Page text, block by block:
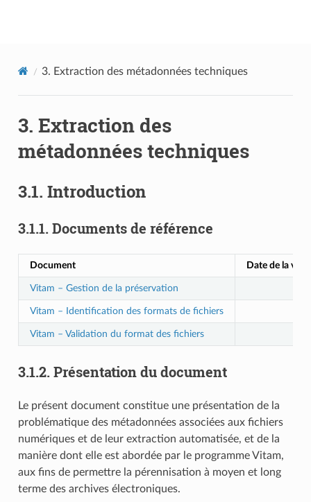
3. Extraction des métadonnées techniques
3. Extraction des
métadonnées techniques
3.1. Introduction
3.1.1. Documents de référence
Document Date de la
Vitam – Gestion de la préservation
Vitam – Identification des formats de fichiers
Vitam – Validation du format des fichiers
3.1.2. Présentation du document
Le présent document constitue une présentation de la
problématique des métadonnées associées aux fichiers
numériques et de leur extraction automatisée, et de la
manière dont elle est abordée par le programme Vitam,
aux fins de permettre la pérennisation à moyen et long
terme des archives électroniques.